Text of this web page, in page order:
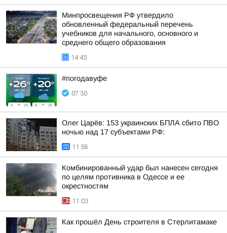
Минпросвещения РФ утвердило
обновленный федеральный перечень
учебников для начального, основного и
среднего общего образования
14:45
#погодавуфе
07:30
Олег Царёв: 153 украинских БПЛА сбито ПВО
ночью над 17 субъектами РФ:
11:58
Комбинированный удар был нанесен сегодня
по целям противника в Одессе и ее
окрестностям
11:03
Как прошёл День строителя в Стерлитамаке